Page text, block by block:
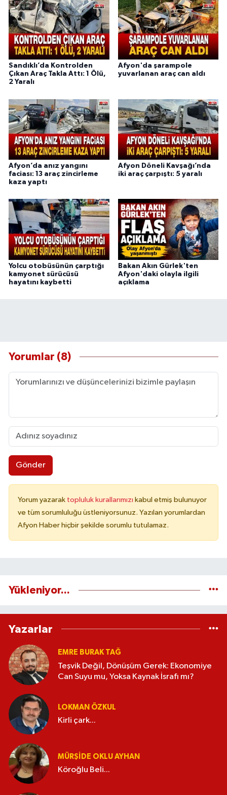
Sandıklı’da Kontrolden
Çıkan Araç Takla Attı: 1 Ölü,
2 Yaralı
Afyon'da şarampole
yuvarlanan araç can aldı
Afyon’da anız yangını
faciası: 13 araç zincirleme
kaza yaptı
Afyon Döneli Kavşağı’nda
iki araç çarpıştı: 5 yaralı
Yolcu otobüsünün çarptığı
kamyonet sürücüsü
hayatını kaybetti
Bakan Akın Gürlek'ten
Afyon'daki olayla ilgili
açıklama
Yorumlar (8)
Gönder
Yorum yazarak topluluk kurallarımızı kabul etmiş bulunuyor
ve tüm sorumluluğu üstleniyorsunuz. Yazılan yorumlardan
Afyon Haber hiçbir şekilde sorumlu tutulamaz.
Yükleniyor...
Yazarlar
EMRE BURAK TAĞ
Teşvik Değil, Dönüşüm Gerek: Ekonomiye
Can Suyu mu, Yoksa Kaynak İsrafı mı?
LOKMAN ÖZKUL
Kirli çark...
MÜRŞIDE OKLU AYHAN
Köroğlu Beli...